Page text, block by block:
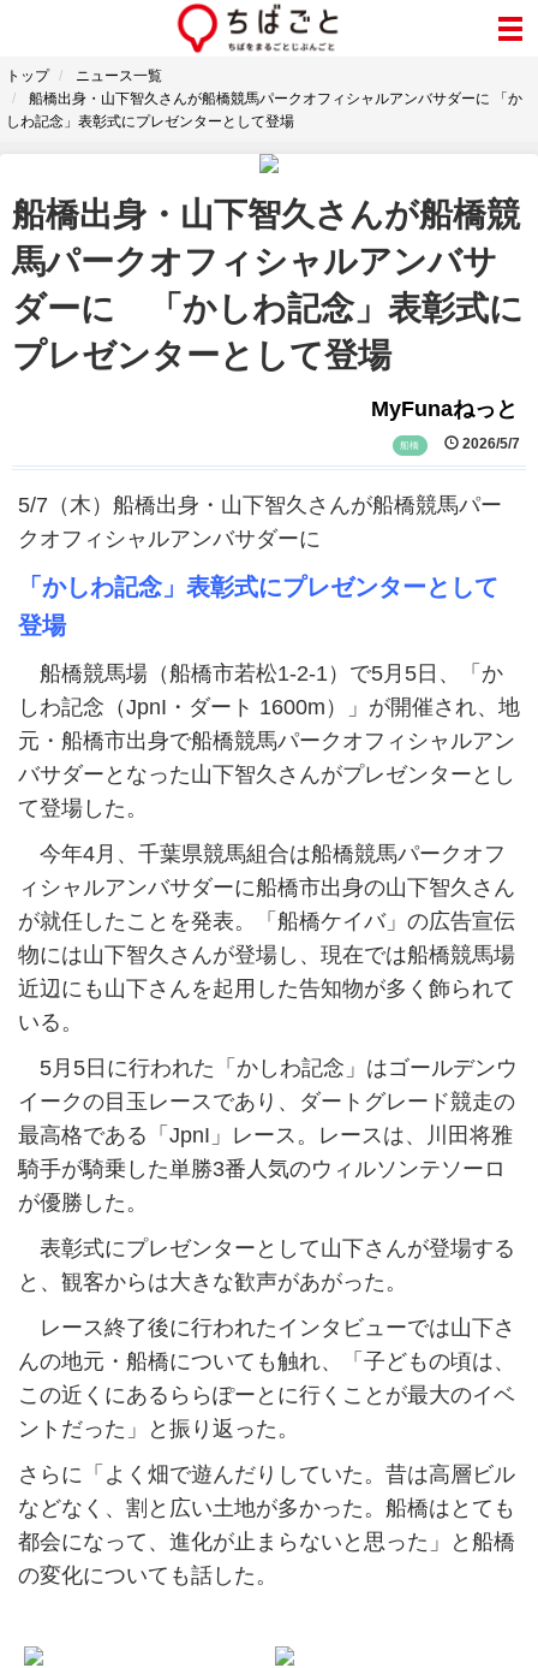
トップ
ニュース一覧
船橋出身・山下智久さんが船橋競馬パークオフィシャルアンバサダーに 「か
しわ記念」表彰式にプレゼンターとして登場
船橋出身・山下智久さんが船橋競
馬パークオフィシャルアンバサ
ダーに 「かしわ記念」表彰式に
プレゼンターとして登場
MyFunaねっと
船橋 2026/5/7
5/7（木）船橋出身・山下智久さんが船橋競馬パー
クオフィシャルアンバサダーに
「かしわ記念」表彰式にプレゼンターとして
登場
船橋競馬場（船橋市若松1-2-1）で5月5日、「か
しわ記念（JpnI・ダート 1600m）」が開催され、地
元・船橋市出⾝で船橋競⾺パークオフィシャルアン
バサダーとなった⼭下智久さんがプレゼンターとし
て登場した。
今年4月、千葉県競馬組合は船橋競馬パークオフ
ィシャルアンバサダーに船橋市出身の山下智久さん
が就任したことを発表。「船橋ケイバ」の広告宣伝
物には山下智久さんが登場し、現在では船橋競馬場
近辺にも山下さんを起用した告知物が多く飾られて
いる。
5月5日に行われた「かしわ記念」はゴールデンウ
イークの目玉レースであり、ダートグレード競走の
最高格である「JpnI」レース。レースは、川田将雅
騎手が騎乗した単勝3番人気のウィルソンテソーロ
が優勝した。
表彰式にプレゼンターとして山下さんが登場する
と、観客からは大きな歓声があがった。
レース終了後に行われたインタビューでは山下さ
んの地元・船橋についても触れ、「子どもの頃は、
この近くにあるららぽーとに行くことが最大のイベ
ントだった」と振り返った。
さらに「よく畑で遊んだりしていた。昔は高層ビル
などなく、割と広い土地が多かった。船橋はとても
都会になって、進化が止まらないと思った」と船橋
の変化についても話した。